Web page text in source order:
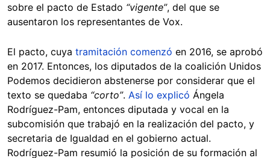
sobre el pacto de Estado “vigente”, del que se
ausentaron los representantes de Vox.
El pacto, cuya tramitación comenzó en 2016, se aprobó
en 2017. Entonces, los diputados de la coalición Unidos
Podemos decidieron abstenerse por considerar que el
texto se quedaba “corto”. Así lo explicó Ángela
Rodríguez-Pam, entonces diputada y vocal en la
subcomisión que trabajó en la realización del pacto, y
secretaria de Igualdad en el gobierno actual.
Rodríguez-Pam resumió la posición de su formación al